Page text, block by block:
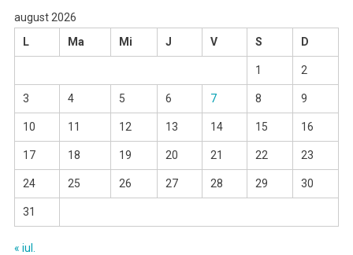
august 2026
L
Ma Mi J V S D
1 2
3 4 5 6 7 8 9
10 11 12 13 14 15 16
17 18 19 20 21 22 23
24 25 26 27 28 29 30
31
« iul.